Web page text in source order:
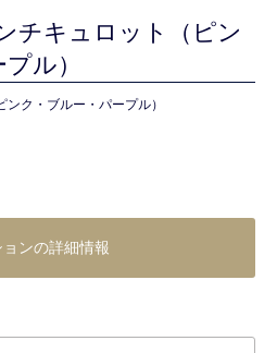
チキュロット（ピン
ル）
ク・ブルー・パープル）
ョンの詳細情報